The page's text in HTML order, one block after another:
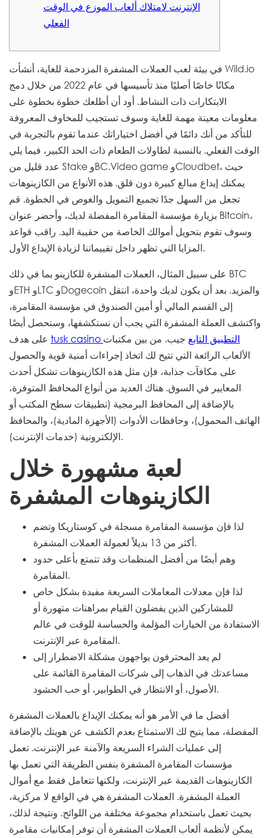
الإنترنت لامتلاك ألعاب الموزع في الوقت
الفعلي
في بيئة لعب العملات المشفرة المزدحمة للغاية، أنشأت Wild.io
مكانًا خاصًا أصليًا منذ تأسيسها في عام 2022 من خلال دمج
الابتكارات ذات النشاط. أود أن أطلعك خطوة بخطوة على
معلومات معينة مهمة للغاية وسوف تستجيب للمخاوف المعروفة
للتأكد من أنك دائمًا في أفضل اختياراتك عندما تقوم بالتجربة في
الوقت الفعلي. بالنسبة لطاولات الطعام ذات الحد الكبير، فيما يلي
عدد قليل من Stake وBC.Video game وCloudbet، حيث
يمكنك إيداع مبالغ كبيرة دون قلق. هذه الأنواع من الكازينوهات
تجعل من السهل جدًا تجميع التمويل والغوص في الخطوة. قم
بزيارة مؤسسة المقامرة المفضلة لديك، وأحضر عنوان Bitcoin،
وسوف تقوم بتحويل أموالك الخاصة من حقيبة اليد. راقب قواعد
المزايا التي تظهر داخل تقييماتنا لزيادة الإيداع الأول.
على سبيل المثال، العملات المشفرة للكازينو بما في ذلك BTC
وETH وLTC وDogecoin والمزيد. بعد أن يكون لديك واحدة، انتقل
إلى القسم المالي أو أمين الصندوق في مؤسسة المقامرة،
واكتشف العملة المشفرة التي يجب أن نستكشفها، وستحصل أيضًا
tusk casino التطبيق التابع جيب. من بين مكتبات
الألعاب الرائعة التي تتيح لك اتخاذ إجراءات أمنية قوية والحصول
على مكافآت جذابة، فإن مثل هذه الكازينوهات تشكل أحدث
المعايير في السوق. هناك العديد من أنواع المحافظ المتوفرة،
بالإضافة إلى المحافظ البرمجية (تطبيقات سطح المكتب أو
الهاتف المحمول)، وحافظات الأدوات (الأجهزة المادية)، والمحافظ
الإلكترونية (خدمات الإنترنت).
لعبة مشهورة خلال
الكازينوهات المشفرة
لذا فإن مؤسسة المقامرة مسجلة في كوستاريكا وتضم
أكثر من 13 بديلاً لعمولة العملات المشفرة.
وهم أيضًا من أفضل المنظمات وقد تتمتع بأعلى حدود
المقامرة.
لذا فإن معدلات المعاملات السريعة مفيدة بشكل خاص
للمشاركين الذين يفضلون القيام بمراهنات متهورة أو
الاستفادة من الخيارات المؤلمة والحساسة للوقت في عالم
المقامرة عبر الإنترنت.
لم يعد المحترفون يواجهون مشكلة الاضطرار إلى
مساعدتك في الذهاب إلى شركات المقامرة القائمة على
الأصول، أو الانتظار في الطوابير، أو حب الحشود.
أفضل ما في الأمر هو أنه يمكنك الإيداع بالعملات المشفرة
المفضلة، مما يتيح لك الاستمتاع بعدم الكشف عن هويتك بالإضافة
إلى عمليات الشراء السريعة والآمنة عبر الإنترنت. تعمل
مؤسسات المقامرة المشفرة بنفس الطريقة التي تعمل بها
الكازينوهات القديمة عبر الإنترنت، ولكنها تتعامل فقط مع أموال
العملة المشفرة. العملات المشفرة هي في الواقع لا مركزية،
بحيث تعمل باستخدام مجموعة مختلفة من اللوائح. ونتيجة لذلك،
يمكن لأنظمة ألعاب العملات المشفرة أن توفر إمكانيات مقامرة